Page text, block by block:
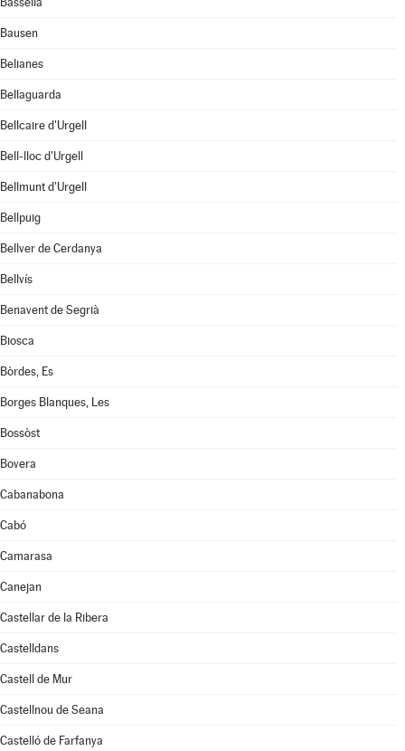
Bausen
Belianes
Bellaguarda
Bellcaire d'Urgell
Bell-lloc d'Urgell
Bellmunt d'Urgell
Bellpuig
Bellver de Cerdanya
Bellvís
Benavent de Segrià
Biosca
Bòrdes, Es
Borges Blanques, Les
Bossòst
Bovera
Cabanabona
Cabó
Camarasa
Canejan
Castellar de la Ribera
Castelldans
Castell de Mur
Castellnou de Seana
Castelló de Farfanya